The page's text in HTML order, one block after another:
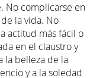
No complicarse en
la vida. No
actitud más fácil o
en el claustro y
la belleza de la
y a la soledad